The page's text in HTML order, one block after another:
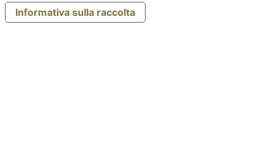
Informativa sulla raccolta